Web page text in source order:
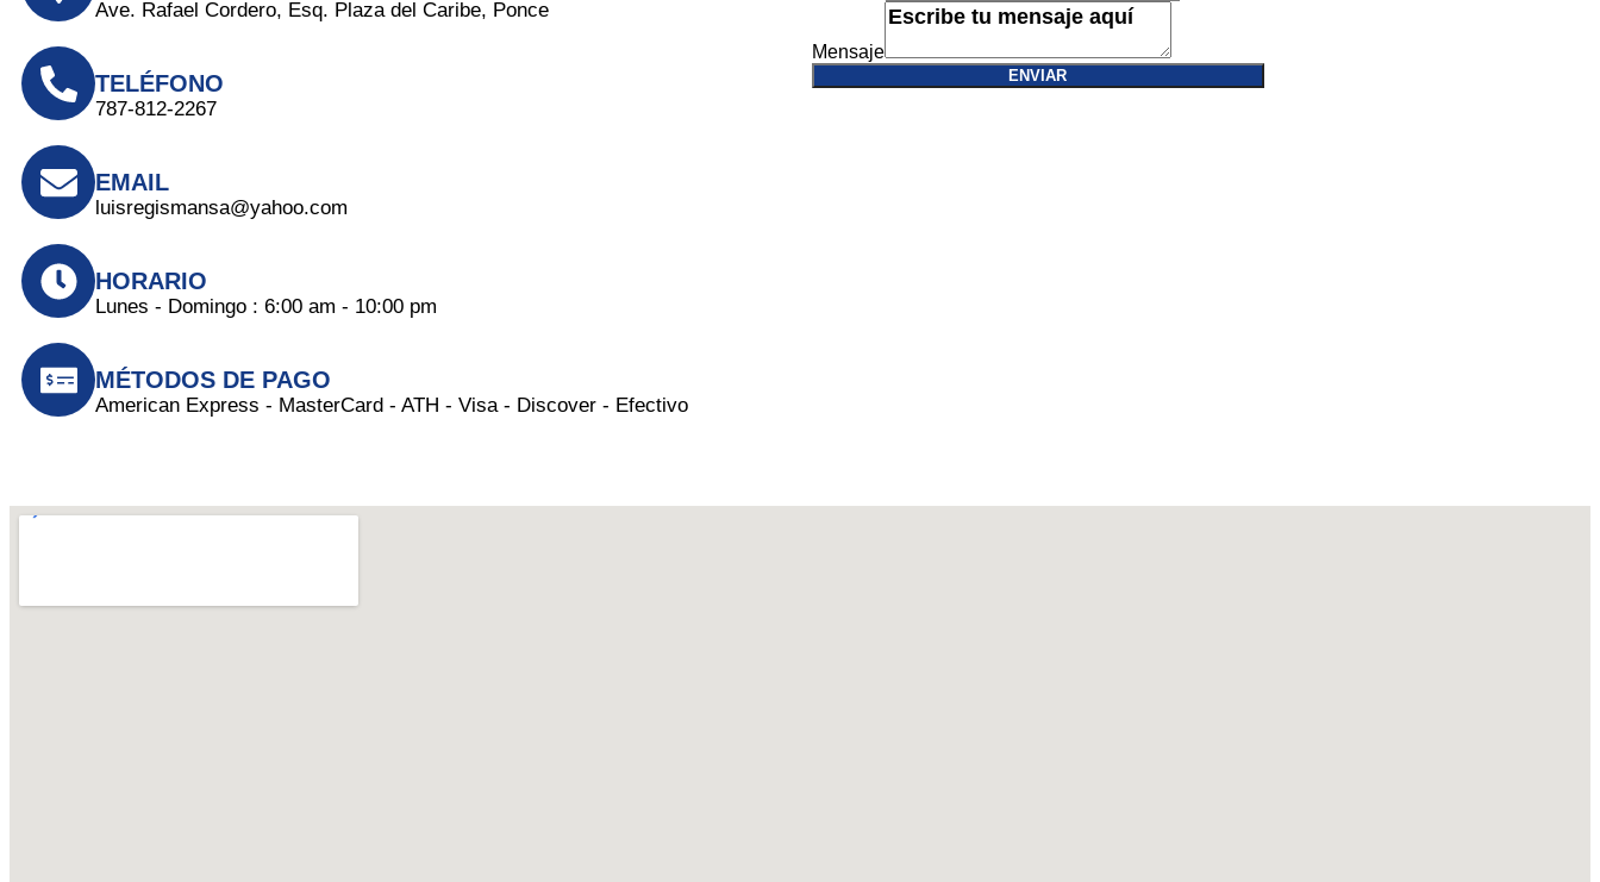
Ave. Rafael Cordero, Esq. Plaza del Caribe, Ponce
TELÉFONO
787-812-2267
EMAIL
luisregismansa@yahoo.com
HORARIO
Lunes - Domingo : 6:00 am - 10:00 pm
MÉTODOS DE PAGO
American Express - MasterCard - ATH - Visa - Discover - Efectivo
Mensaje
ENVIAR